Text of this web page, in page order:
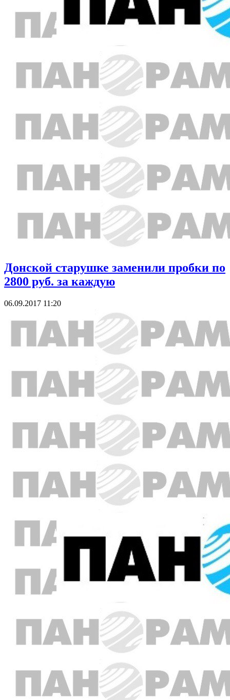
Донской старушке заменили пробки по
2800 руб. за каждую
06.09.2017 11:20